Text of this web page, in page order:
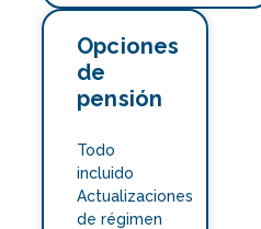
Opciones
de
pensión
Todo
incluido
Actualizaciones
de régimen